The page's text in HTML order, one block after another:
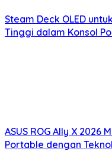
Steam Deck OLED
Tinggi dalam Konsol
ASUS ROG Ally X 2026
Portable dengan